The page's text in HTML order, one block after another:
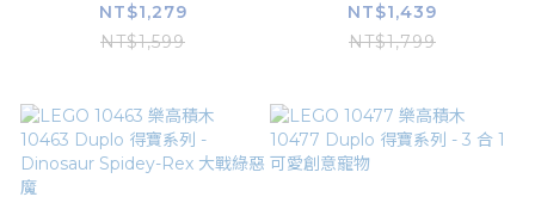
NT$1,279
NT$1,599
NT$1,439
NT$1,799